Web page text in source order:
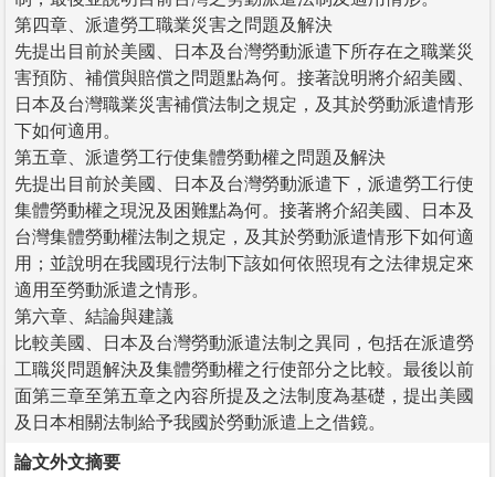
第四章、派遣勞工職業災害之問題及解決
先提出目前於美國、日本及台灣勞動派遣下所存在之職業災
害預防、補償與賠償之問題點為何。接著說明將介紹美國、
日本及台灣職業災害補償法制之規定，及其於勞動派遣情形
下如何適用。
第五章、派遣勞工行使集體勞動權之問題及解決
先提出目前於美國、日本及台灣勞動派遣下，派遣勞工行使
集體勞動權之現況及困難點為何。接著將介紹美國、日本及
台灣集體勞動權法制之規定，及其於勞動派遣情形下如何適
用；並說明在我國現行法制下該如何依照現有之法律規定來
適用至勞動派遣之情形。
第六章、結論與建議
比較美國、日本及台灣勞動派遣法制之異同，包括在派遣勞
工職災問題解決及集體勞動權之行使部分之比較。最後以前
面第三章至第五章之內容所提及之法制度為基礎，提出美國
及日本相關法制給予我國於勞動派遣上之借鏡。
論文外文摘要